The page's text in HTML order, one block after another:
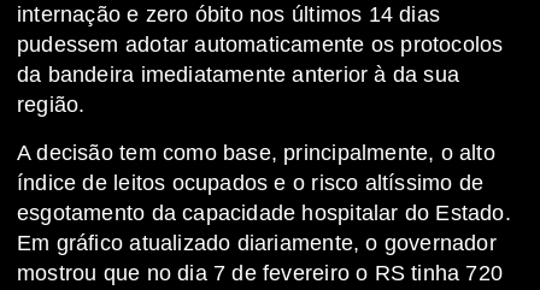
internação e zero óbito nos últimos 14 dias
pudessem adotar automaticamente os protocolos
da bandeira imediatamente anterior à da sua
região.
A decisão tem como base, principalmente, o alto
índice de leitos ocupados e o risco altíssimo de
esgotamento da capacidade hospitalar do Estado.
Em gráfico atualizado diariamente, o governador
mostrou que no dia 7 de fevereiro o RS tinha 720